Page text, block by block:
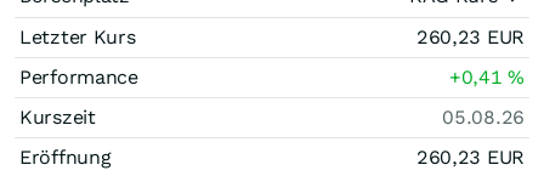
Letzter Kurs
260,23 EUR
Performance
+0,41%
Kurszeit
05.08.26
Eröffnung
260,23 EUR